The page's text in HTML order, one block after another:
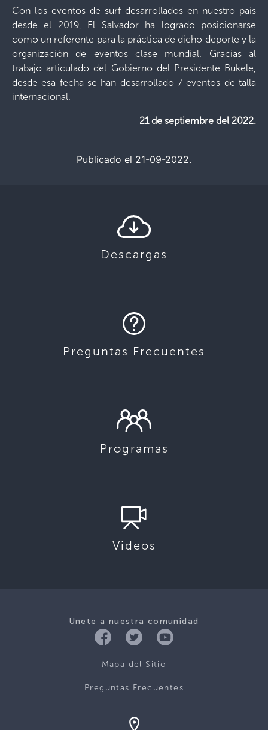
Con los eventos de surf desarrollados en nuestro país
desde el 2019, El Salvador ha logrado posicionarse
como un referente para la práctica de dicho deporte y la
organización de eventos clase mundial. Gracias al
trabajo articulado del Gobierno del Presidente Bukele,
desde esa fecha se han desarrollado 7 eventos de talla
internacional.
21 de septiembre del 2022.
Publicado el 21-09-2022.
Descargas
Preguntas Frecuentes
Programas
Videos
Únete a nuestra comunidad
Mapa del Sitio
Preguntas Frecuentes